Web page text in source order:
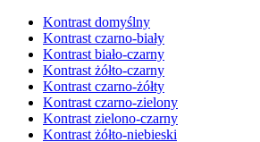
Kontrast domyślny
Kontrast czarno-biały
Kontrast biało-czarny
Kontrast żółto-czarny
Kontrast czarno-żółty
Kontrast czarno-zielony
Kontrast zielono-czarny
Kontrast żółto-niebieski